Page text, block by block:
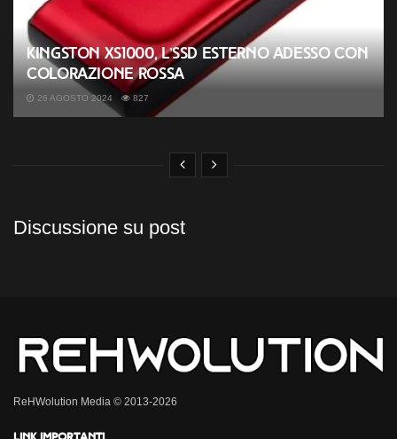
Kingston XS1000, l’SSD esterno adesso con
colorazione rossa
26 AGOSTO 2024 827
Discussione su post
ReHWolution Media © 2013-2026